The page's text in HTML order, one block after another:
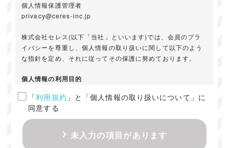
個人情報保護管理者
privacy@ceres-inc.jp
株式会社セレス(以下「当社」といいます)では、会員のプラ
イバシーを尊重し、個人情報の取り扱いに関して以下のよう
な指針を定め、それに従ってその保護に努めております。
個人情報の利用目的
ご提供いただきました個人情報は、以下のためにのみ利用い
たします。
・お問い合わせに対する回答及び資料送付のご連絡
・当社のお客様向けサービスの提供
「利用規約 」と「個人情報の取り扱いについて」に
同意する
未入力の項目があります